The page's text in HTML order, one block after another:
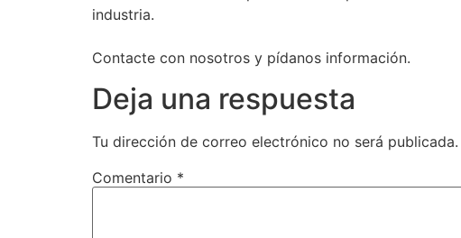
industria.
Contacte con nosotros y pídanos información.
Deja una respuesta
Tu dirección de correo electrónico no será publicada.
Comentario *